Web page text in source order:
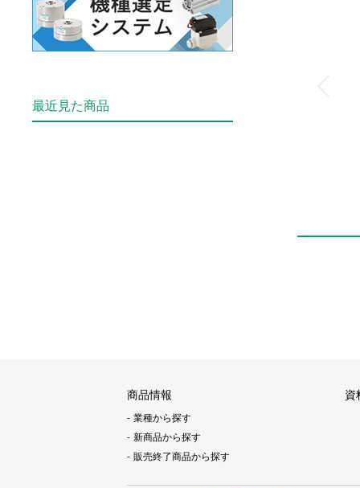
最近見た商品
商品情報
業種から探す
新商品から探す
販売終了商品から探す
資